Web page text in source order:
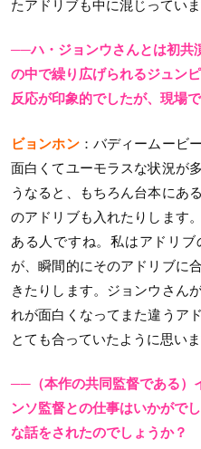
たアドリブも中に混じっていま
──ハ・ジョンウさんとは初共
の中で繰り広げられるジュン
反応が印象的でしたが、現場
ビョンホン：バディームービ
面白くてユーモラスな状況が
うなると、もちろん台本にあ
のアドリブも入れたりします
ある人ですね。私はアドリ
が、瞬間的にそのアドリブに
きたりします。ジョンウさん
れが面白くなってまた違うア
とても合っていたように思いま
──（本作の共同監督である）
ンソ監督との仕事はいかがで
な話をされたのでしょうか？